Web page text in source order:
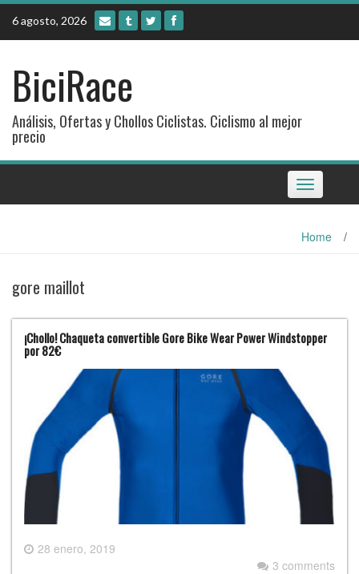
Skip
content
6 agosto, 2026
BiciRace
Análisis, Ofertas y Chollos Ciclistas. Ciclismo al mejor
precio
Toggle
navigation
Home /
gore maillot
¡Chollo! Chaqueta convertible Gore Bike Wear Power Windstopper
por 82€
28 enero, 2019
3 comments